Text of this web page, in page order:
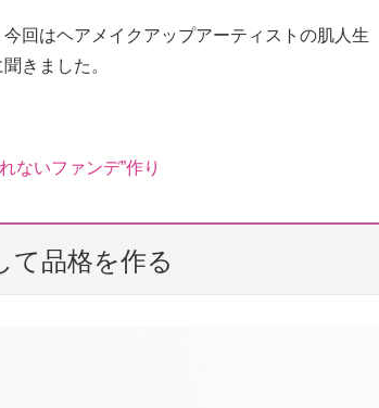
回はヘアメイクアップアーティストの肌人生
きました。
ないファンデ”作り
て品格を作る